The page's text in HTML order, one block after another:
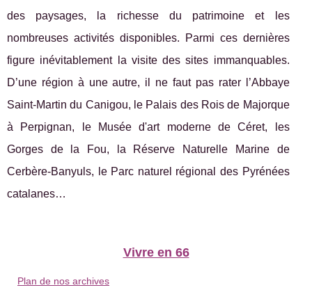
des paysages, la richesse du patrimoine et les
nombreuses activités disponibles. Parmi ces dernières
figure inévitablement la visite des sites immanquables.
D’une région à une autre, il ne faut pas rater l’Abbaye
Saint-Martin du Canigou, le Palais des Rois de Majorque
à Perpignan, le Musée d'art moderne de Céret, les
Gorges de la Fou, la Réserve Naturelle Marine de
Cerbère-Banyuls, le Parc naturel régional des Pyrénées
catalanes…
Vivre en 66
Plan de nos archives